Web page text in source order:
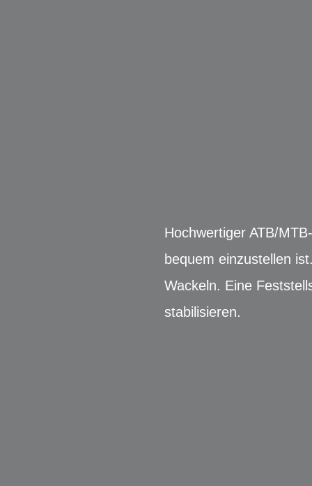
Hochwertiger ATB/
bequem einzustellen
Wackeln. Eine
stabilisieren.